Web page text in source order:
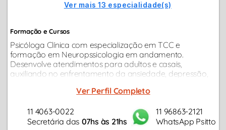
Ver mais 13 especialidade(s)
Formação e Cursos
Psicóloga Clínica com especialização em TCC e
formação em Neuropssicologia em andamento.
Desenvolve atendimentos para adultos e casais,
auxiliando no enfrentamento da ansiedade, depressão,
Ver Perfil Completo
11 4063-0022
Secretária das 07hs às 21hs
11 96863-2121
WhatsApp Psitto